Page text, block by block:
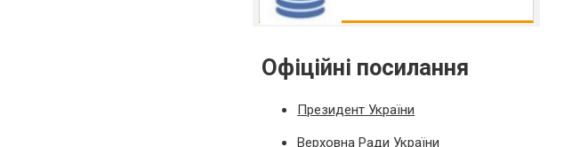
Офіційні посилання
Президент України
Верховна Ради України